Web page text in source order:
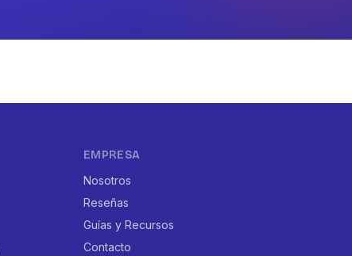
EMPRESA
Nosotros
Reseñas
Guías y Recursos
Contacto